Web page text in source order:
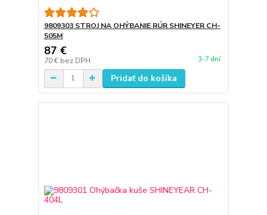
9809303 STROJ NA OHÝBANIE RÚR SHINEYER CH-
505M
87 €
70 € bez DPH 3-7 dní
Pridať do košíka